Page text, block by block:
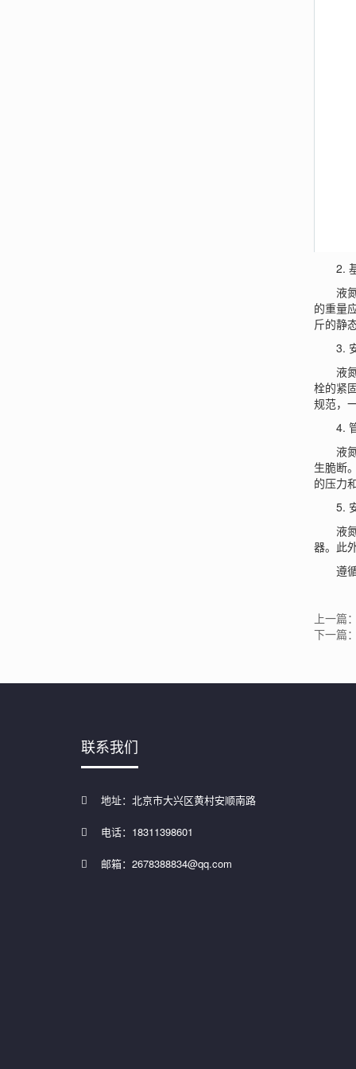
2. 基
液氮
的重量
斤的静
3. 安
液氮
栓的紧
规范，
4. 管
液氮
生脆断
的压力
5. 安
液氮
器。此
遵循
上一篇
下一篇
联系我们
地址：北京市大兴区黄村安顺南路
电话：18311398601
邮箱：2678388834@qq.com